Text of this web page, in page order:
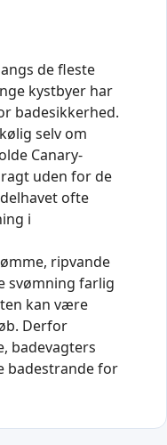
de fleste
kystbyer har
badesikkerhed.
selv om
Canary-
uden for de
ofte
i
ripvande
svømning farlig
kan være
Derfor
badevagters
badestrande for